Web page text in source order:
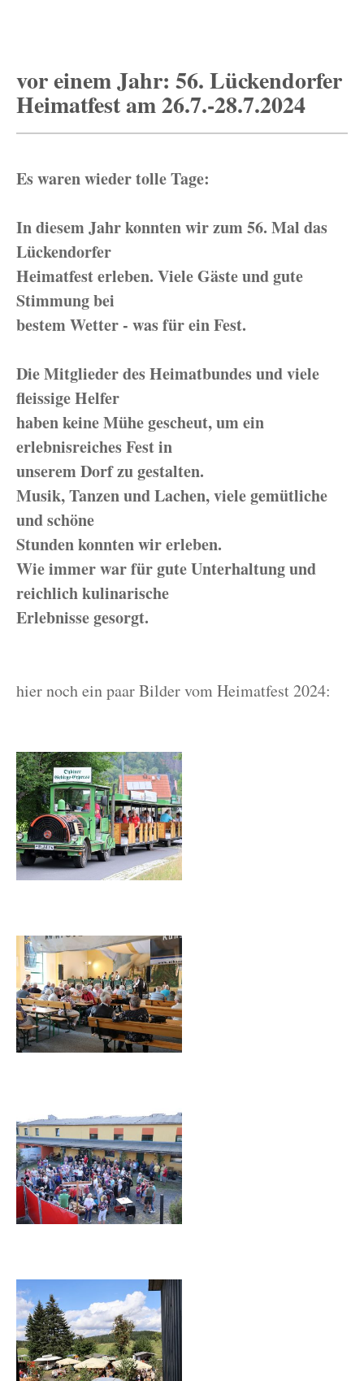
vor einem Jahr: 56. Lückendorfer
Heimatfest am 26.7.-28.7.2024
Es waren wieder tolle Tage:
In diesem Jahr konnten wir zum 56. Mal das
Lückendorfer
Heimatfest erleben. Viele Gäste und gute
Stimmung bei
bestem Wetter - was für ein Fest.
Die Mitglieder des Heimatbundes und viele
fleissige Helfer
haben keine Mühe gescheut, um ein
erlebnisreiches Fest in
unserem Dorf zu gestalten.
Musik, Tanzen und Lachen, viele gemütliche
und schöne
Stunden konnten wir erleben.
Wie immer war für gute Unterhaltung und
reichlich kulinarische
Erlebnisse gesorgt.
hier noch ein paar Bilder vom Heimatfest 2024: